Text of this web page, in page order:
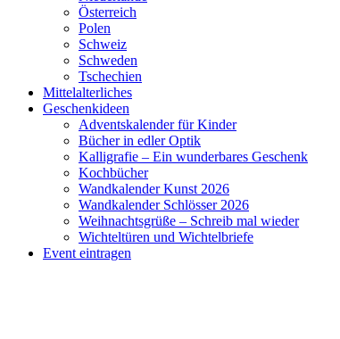
Österreich
Polen
Schweiz
Schweden
Tschechien
Mittelalterliches
Geschenkideen
Adventskalender für Kinder
Bücher in edler Optik
Kalligrafie – Ein wunderbares Geschenk
Kochbücher
Wandkalender Kunst 2026
Wandkalender Schlösser 2026
Weihnachtsgrüße – Schreib mal wieder
Wichteltüren und Wichtelbriefe
Event eintragen